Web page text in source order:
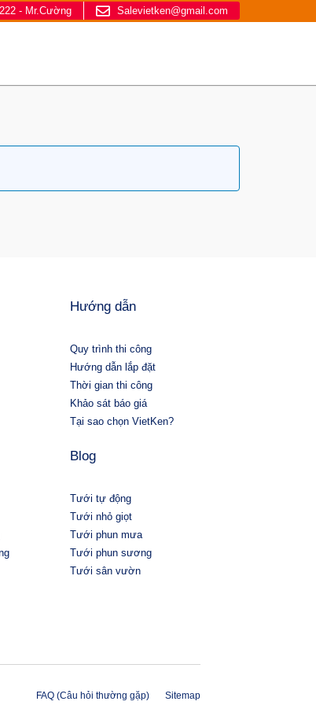
- Mr.Cường Salevietken@gmail.com
Hướng dẫn
Quy trình thi công
Hướng dẫn lắp đặt
Thời gian thi công
Khảo sát báo giá
Tại sao chọn VietKen?
Blog
Tưới tự động
Tưới nhỏ giọt
Tưới phun mưa
Tưới phun sương
Tưới sân vườn
FAQ (Câu hỏi thường gặp) Sitemap